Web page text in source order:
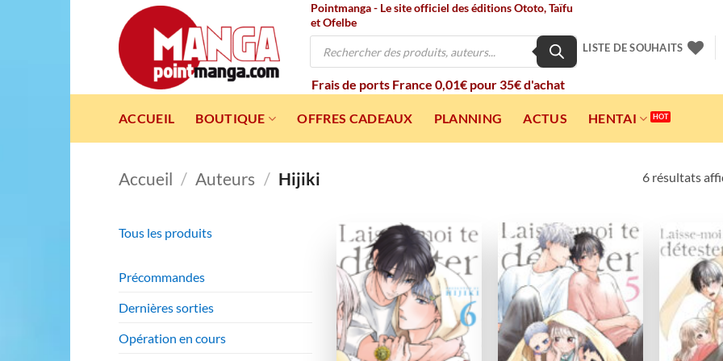
Pointmanga - Le site officiel des éditions Ototo, Taïfu
et Ofelbe
Recherche
Frais de ports France 0,01€ pour 35€ d'achat
LISTE DE SOUHAITS
ACCUEIL BOUTIQUE OFFRES CADEAUX PLANNING ACTUS HENTAI
Accueil / Auteurs / Hijiki 6 résultats
Tous les produits
Précommandes
Dernières sorties
Opération en cours
Ajouter
à la
wishlist
Ajouter
à la
wishlist